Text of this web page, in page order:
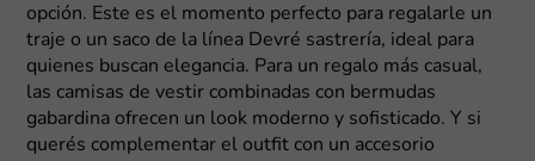
opción. Este es el momento perfecto para regalarle un
traje o un saco de la línea Devré sastrería, ideal para
quienes buscan elegancia. Para un regalo más casual,
las camisas de vestir combinadas con bermudas
gabardina ofrecen un look moderno y sofisticado. Y si
querés complementar el outfit con un accesorio